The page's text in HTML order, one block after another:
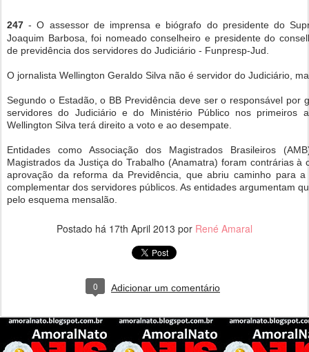
247 - O assessor de imprensa e biógrafo do presidente do
Joaquim Barbosa, foi nomeado conselheiro e presidente do
de previdência dos servidores do Judiciário - Funpresp-Jud.
O jornalista Wellington Geraldo Silva não é servidor do Judiciário,
Segundo o Estadão, o BB Previdência deve ser o responsável por
servidores do Judiciário e do Ministério Público nos primeiros
Wellington Silva terá direito a voto e ao desempate.
Entidades como Associação dos Magistrados Brasileiros
Magistrados da Justiça do Trabalho (Anamatra) foram contrárias à
aprovação da reforma da Previdência, que abriu caminho para
complementar dos servidores públicos. As entidades argumentam
pelo esquema mensalão.
Postado há 17th April 2013 por René Amaral
0 Adicionar um comentário